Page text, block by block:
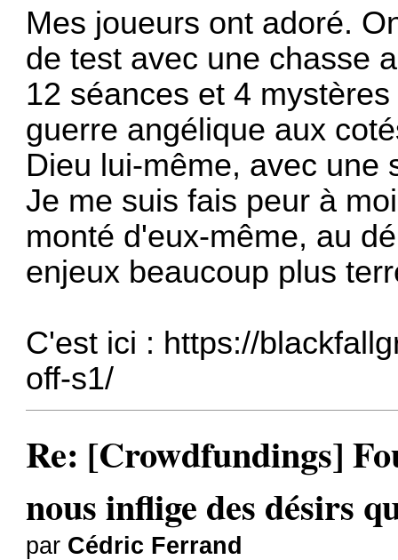
Mes joueurs ont adoré.
de test avec une chasse
12 séances et 4
guerre angélique aux
Dieu lui-même, avec
Je me suis fais peur à
monté d'eux-même, au
enjeux beaucoup plus
C'est ici : https://
off-s1/
Re: [Crowdfundings]
nous inflige des désirs
par Cédric Ferrand